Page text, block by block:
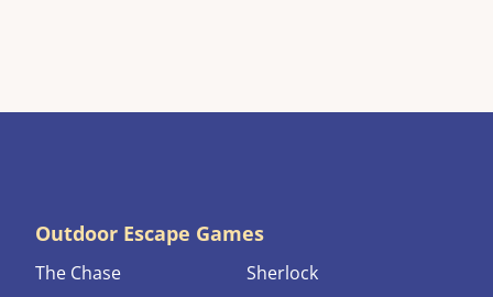
Outdoor Escape Games
The Chase
Sherlock